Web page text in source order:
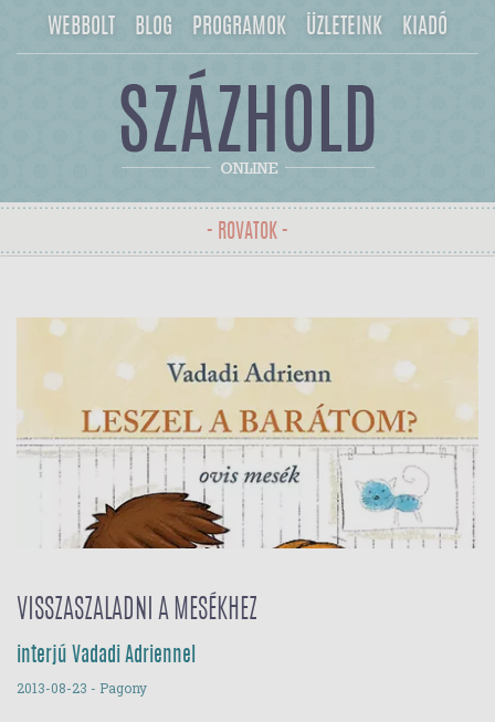
WEBBOLT BLOG PROGRAMOK ÜZLETEINK KIADÓ
Toggle
navigation
- ROVATOK -
VISSZASZALADNI A MESÉKHEZ
interjú Vadadi Adriennel
2013-08-23 - Pagony